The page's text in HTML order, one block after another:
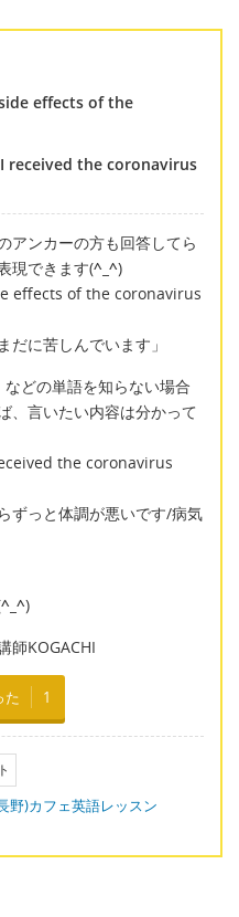
effects of the
received the coronavirus
アンカーの方も回答してら
現できます(^_^)
effects of the coronavirus
だに苦しんでいます」
どの単語を知らない場合
、言いたい内容は分かって
the coronavirus
ずっと体調が悪いです/病気
^_^)
師KOGACHI
た 1
野)カフェ英語レッスン